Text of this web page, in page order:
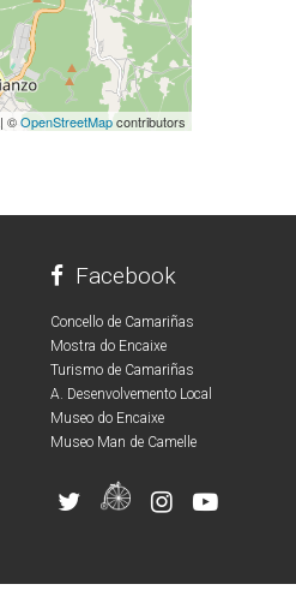
| ©OpenStreetMapcontributors
Facebook
Concello de Camariñas
Mostra do Encaixe
Turismo de Camariñas
A. Desenvolvemento Local
Museo do Encaixe
Museo Man de Camelle